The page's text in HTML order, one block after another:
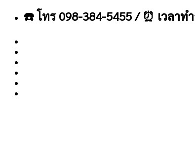
เนื้อหา
☎️ โทร 098-384-5455 / ⏰ เวลาท